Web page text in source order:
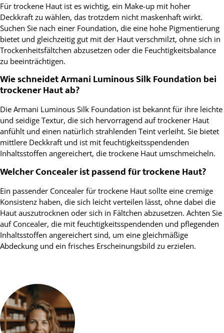
Für trockene Haut ist es wichtig, ein Make-up mit hoher
Deckkraft zu wählen, das trotzdem nicht maskenhaft wirkt.
Suchen Sie nach einer Foundation, die eine hohe Pigmentierung
bietet und gleichzeitig gut mit der Haut verschmilzt, ohne sich in
Trockenheitsfältchen abzusetzen oder die Feuchtigkeitsbalance
zu beeinträchtigen.
Wie schneidet Armani Luminous Silk Foundation bei
trockener Haut ab?
Die Armani Luminous Silk Foundation ist bekannt für ihre leichte
und seidige Textur, die sich hervorragend auf trockener Haut
anfühlt und einen natürlich strahlenden Teint verleiht. Sie bietet
mittlere Deckkraft und ist mit feuchtigkeitsspendenden
Inhaltsstoffen angereichert, die trockene Haut umschmeicheln.
Welcher Concealer ist passend für trockene Haut?
Ein passender Concealer für trockene Haut sollte eine cremige
Konsistenz haben, die sich leicht verteilen lässt, ohne dabei die
Haut auszutrocknen oder sich in Fältchen abzusetzen. Achten Sie
auf Concealer, die mit feuchtigkeitsspendenden und pflegenden
Inhaltsstoffen angereichert sind, um eine gleichmäßige
Abdeckung und ein frisches Erscheinungsbild zu erzielen.